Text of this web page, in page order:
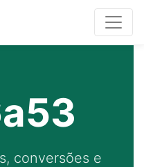
conversões e